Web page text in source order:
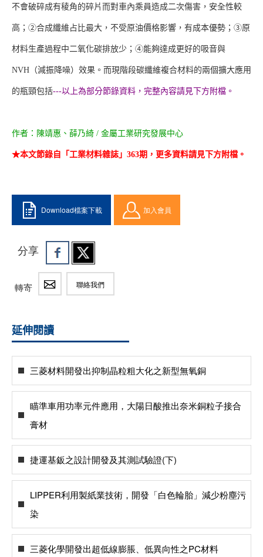
不會破碎成有稜角的碎片而對車內乘員造成二次傷害，安全性較
高；②合成纖維占比最大，不受原油價格影響，有成本優勢；③原
材料生產過程中二氧化碳排放少；④能夠達成更好的吸音與
NVH（減振降噪）效果。而現階段碳纖維複合材料的兩個擴大應用
的瓶頸包括---以上為部分節錄資料，完整內容請見下方附檔。
作者：陳靖惠、薛乃綺 / 金屬工業研究發展中心
★本文節錄自「工業材料雜誌」363期，更多資料請見下方附檔。
Download檔案下載 加入會員
分享
轉寄 聯絡我們
延伸閱讀
三菱材料開發出抑制晶粒粗大化之新型無氧銅
瞄準車用功率元件應用，大陽日酸推出奈米銅粒子接合
膏材
捷運基鈑之設計開發及其測試驗證(下)
LIPPER利用製紙業技術，開發「白色輪胎」減少粉塵污
染
三菱化學開發出超低線膨脹、低異向性之PC材料